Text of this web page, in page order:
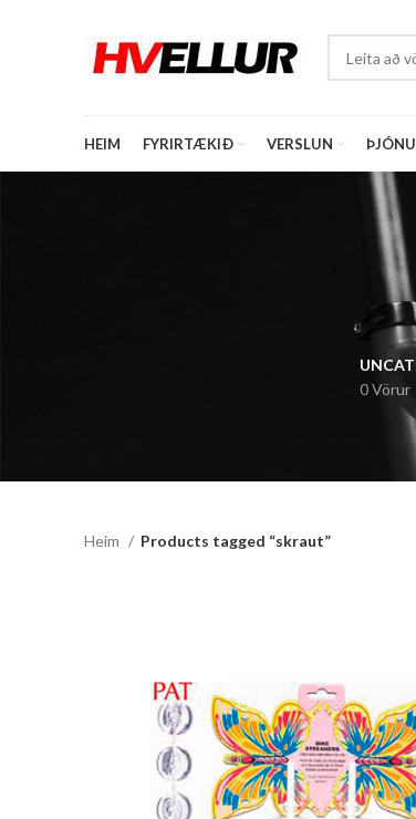
HEIM FYRIRTÆKIÐ VERSLUN
0 Vörur
Heim Products tagged “skraut”